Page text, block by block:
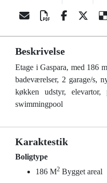
Beskrivelse
Etage i Gaspara, med 186
badeværelser, 2 garage/s,
køkken udstyr,
swimmingpool
Karaktestik
Boligtype
186 M2 Bygget areal